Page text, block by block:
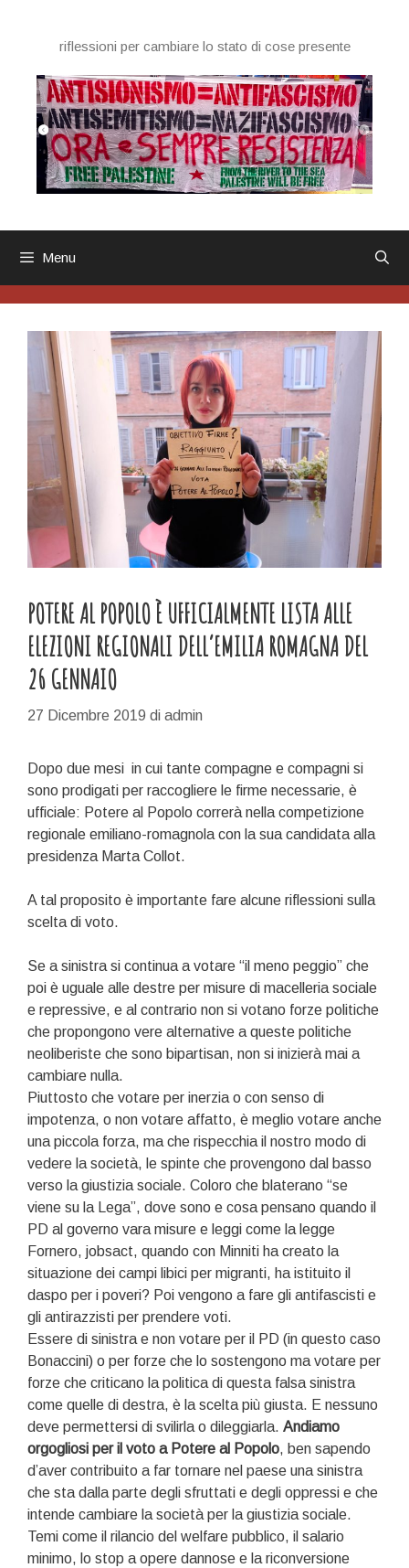
contenutoriflessioni per cambiare lo stato di cose presente
Menu
POTERE AL POPOLO È UFFICIALMENTE LISTA ALLE
ELEZIONI REGIONALI DELL’EMILIA ROMAGNA DEL
26 GENNAIO
27 Dicembre 2019 di admin
Dopo due mesi in cui tante compagne e compagni si
sono prodigati per raccogliere le firme necessarie, è
ufficiale: Potere al Popolo correrà nella competizione
regionale emiliano-romagnola con la sua candidata alla
presidenza Marta Collot.
A tal proposito è importante fare alcune riflessioni sulla
scelta di voto.
Se a sinistra si continua a votare “il meno peggio” che
poi è uguale alle destre per misure di macelleria sociale
e repressive, e al contrario non si votano forze politiche
che propongono vere alternative a queste politiche
neoliberiste che sono bipartisan, non si inizierà mai a
cambiare nulla.
Piuttosto che votare per inerzia o con senso di
impotenza, o non votare affatto, è meglio votare anche
una piccola forza, ma che rispecchia il nostro modo di
vedere la società, le spinte che provengono dal basso
verso la giustizia sociale. Coloro che blaterano “se
viene su la Lega”, dove sono e cosa pensano quando il
PD al governo vara misure e leggi come la legge
Fornero, jobsact, quando con Minniti ha creato la
situazione dei campi libici per migranti, ha istituito il
daspo per i poveri? Poi vengono a fare gli antifascisti e
gli antirazzisti per prendere voti.
Essere di sinistra e non votare per il PD (in questo caso
Bonaccini) o per forze che lo sostengono ma votare per
forze che criticano la politica di questa falsa sinistra
come quelle di destra, è la scelta più giusta. E nessuno
deve permettersi di svilirla o dileggiarla. Andiamo
orgogliosi per il voto a Potere al Popolo, ben sapendo
d’aver contribuito a far tornare nel paese una sinistra
che sta dalla parte degli sfruttati e degli oppressi e che
intende cambiare la società per la giustizia sociale.
Temi come il rilancio del welfare pubblico, il salario
minimo, lo stop a opere dannose e la riconversione